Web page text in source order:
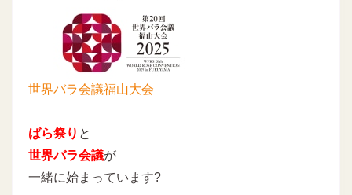
世界バラ会議福山大会
ばら祭り と
世界バラ会議が
一緒に始まっています?